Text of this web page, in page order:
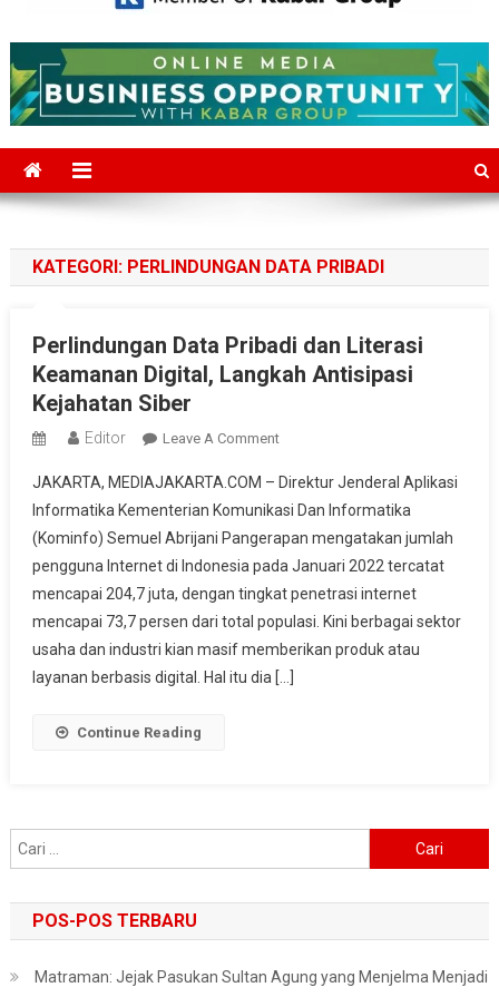
Mediajakarta.com
KATEGORI: PERLINDUNGAN DATA PRIBADI
Perlindungan Data Pribadi dan Literasi
Keamanan Digital, Langkah Antisipasi
Kejahatan Siber
Editor Leave A CommentOn
Data
Pribadi
Dan
Literasi
Keamanan
Digital,
Langkah
Antisipasi
JAKARTA, MEDIAJAKARTA.COM – Direktur Jenderal Aplikasi
Informatika Kementerian Komunikasi Dan Informatika
(Kominfo) Semuel Abrijani Pangerapan mengatakan jumlah
pengguna Internet di Indonesia pada Januari 2022 tercatat
mencapai 204,7 juta, dengan tingkat penetrasi internet
mencapai 73,7 persen dari total populasi. Kini berbagai sektor
usaha dan industri kian masif memberikan produk atau
layanan berbasis digital. Hal itu dia […]
Continue Reading
untuk:
POS-POS TERBARU
Matraman: Jejak Pasukan Sultan Agung yang Menjelma Menjadi